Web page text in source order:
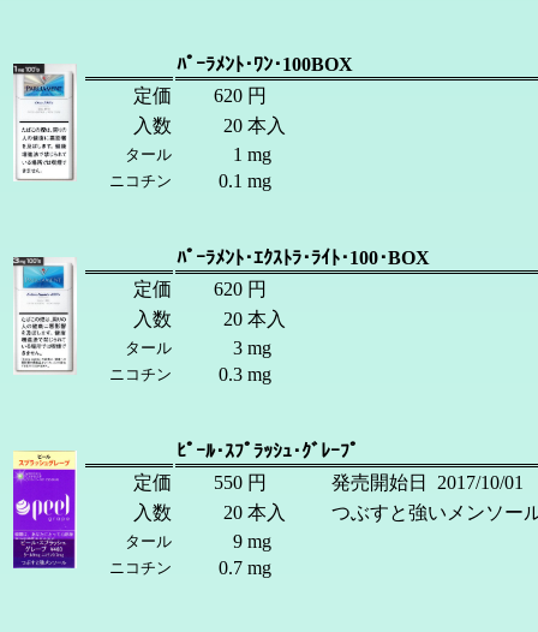
ﾊﾟｰﾗﾒﾝﾄ･ﾜﾝ･100BOX
定価
620 円
入数
20 本入
タール 1 mg
ニコチン 0.1 mg
ﾊﾟｰﾗﾒﾝﾄ･ｴｸｽﾄﾗ･ﾗｲﾄ･100･BOX
定価
620 円
入数
20 本入
タール 3 mg
ニコチン 0.3 mg
ﾋﾟｰﾙ･ｽﾌﾟﾗｯｼｭ･ｸﾞﾚｰﾌﾟ
定価
550 円 発売開始日
2017/10/01
入数
20 本入 つぶすと強いメンソー
タール 9 mg
ニコチン 0.7 mg